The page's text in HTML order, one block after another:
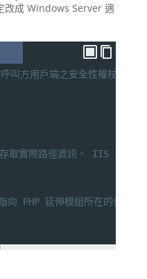
成 Windows Server 適
方用戶端之安全性權杖的能
取實際路徑資訊。 IIS
PHP 延伸模組所在的位置